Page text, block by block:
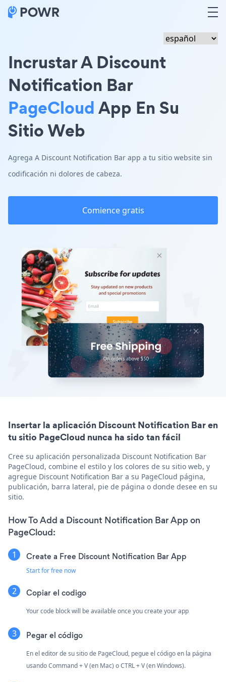
Incrustar A Discount
Notification Bar
PageCloudApp En Su
Sitio Web
Agrega A Discount Notification Bar app a tu sitio website sin
codificación ni dolores de cabeza.
Comience gratis
Insertar la aplicación Discount Notification Bar en
tu sitio PageCloud nunca ha sido tan fácil
Cree su aplicación personalizada Discount Notification Bar
PageCloud, combine el estilo y los colores de su sitio web, y
agregue Discount Notification Bar a su PageCloud página,
publicación, barra lateral, pie de página o donde desee en su
sitio.
How To Add a Discount Notification Bar App on
PageCloud:
Create a Free Discount Notification Bar App
Start for free now
Copiar el codigo
Your code block will be available once you create your app
Pegar el código
En el editor de su sitio de PageCloud, pegue el código en la página
usando Command + V (en Mac) o CTRL + V (en Windows).